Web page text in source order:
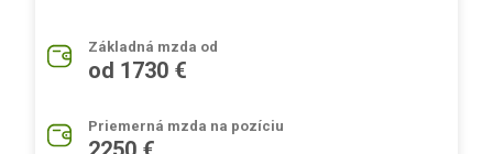
Základná mzda od
od 1730 €
Priemerná mzda na pozíciu